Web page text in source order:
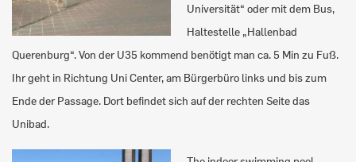
Universität“ oder mit dem Bus,
Haltestelle „Hallenbad
Querenburg“. Von der U35 kommend benötigt man ca. 5 Min zu Fuß.
Ihr geht in Richtung Uni Center, am Bürgerbüro links und bis zum
Ende der Passage. Dort befindet sich auf der rechten Seite das
Unibad.